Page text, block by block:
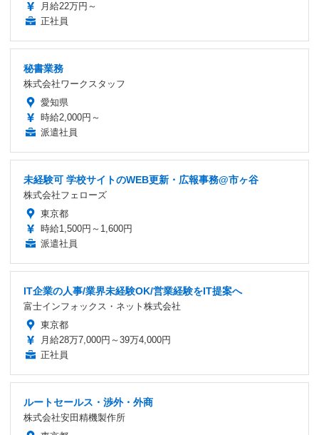
月給22万円～
正社員
秘書業務
株式会社ワークスタッフ
愛知県
時給2,000円～
派遣社員
未経験可 学校サイトのWEB更新・広報事務@市ヶ谷
株式会社フェローズ
東京都
時給1,500円～1,600円
派遣社員
IT企業の人事/業界未経験OK/営業経験をIT提案へ
富士インフォックス・ネット株式会社
東京都
月給28万7,000円～39万4,000円
正社員
ルートセールス・渉外・外商
株式会社安田精機製作所